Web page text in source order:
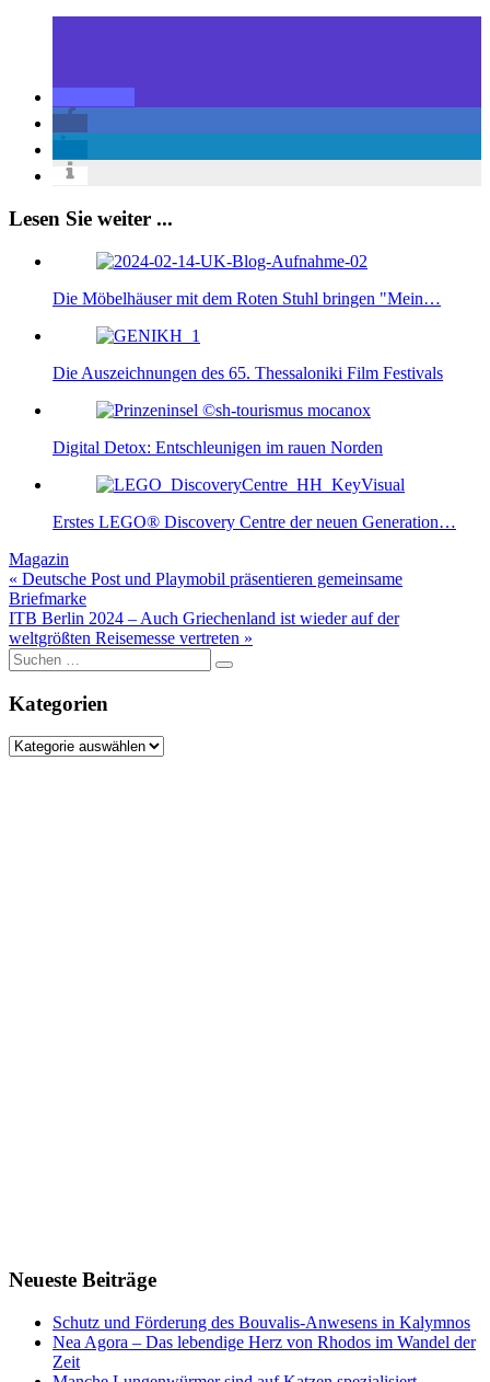
Lesen Sie weiter ...
Die Möbelhäuser mit dem Roten Stuhl bringen "Mein…
Die Auszeichnungen des 65. Thessaloniki Film Festivals
Digital Detox: Entschleunigen im rauen Norden
Erstes LEGO® Discovery Centre der neuen Generation…
Magazin
Beitragsnavigation
« Deutsche Post und Playmobil präsentieren gemeinsame
Briefmarke
ITB Berlin 2024 – Auch Griechenland ist wieder auf der
weltgrößten Reisemesse vertreten »
Suche
nach:
Kategorien
Kategorien
Neueste Beiträge
Schutz und Förderung des Bouvalis-Anwesens in Kalymnos
Nea Agora – Das lebendige Herz von Rhodos im Wandel der
Zeit